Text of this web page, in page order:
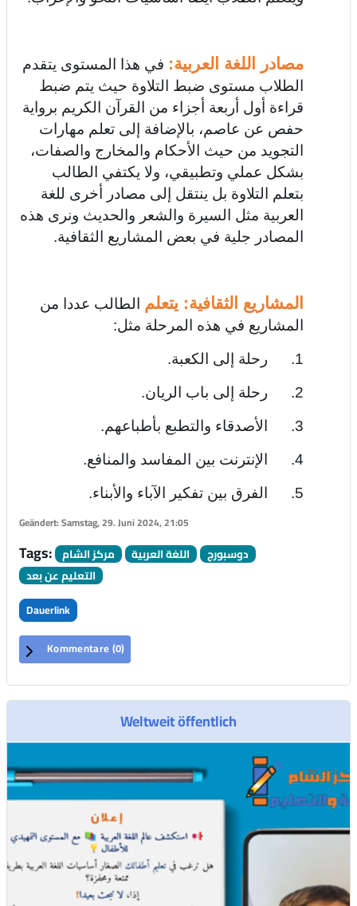
مصادر اللغة العربية: في هذا المستوى يتقدم
الطلاب مستوى ضبط التلاوة حيث يتم ضبط
قراءة أول أربعة أجزاء من القرآن الكريم برواية
حفص عن عاصم، بالإضافة إلى تعلم مهارات
التجويد من حيث الأحكام والمخارج والصفات،
بشكل عملي وتطبيقي، ولا يكتفي الطالب
بتعلم التلاوة بل ينتقل إلى مصادر أخرى للغة
العربية مثل السيرة والشعر والحديث ونرى هذه
المصادر جلية في بعض المشاريع الثقافية.
المشاريع الثقافية: يتعلم الطالب عددا من
المشاريع في هذه المرحلة مثل:
1. رحلة إلى الكعبة.
2. رحلة إلى باب الريان.
3. الأصدقاء والتطبع بأطباعهم.
4. الإنترنت بين المفاسد والمنافع.
5. الفرق بين تفكير الآباء والأبناء.
Geändert: Samstag, 29. Juni 2024, 21:05
Tags: مركز الشام اللغة العربية
دوسبورج
التعليم عن بعد
Dauerlink
Kommentare (0)
Weltweit öffentlich